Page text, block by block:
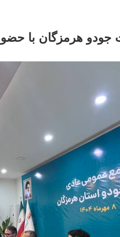
هرمزگان با